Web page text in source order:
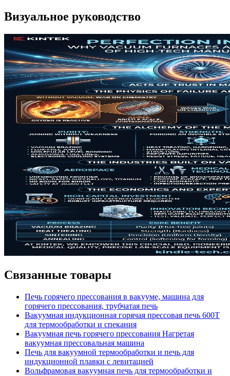
Визуальное руководство
Связанные товары
Печь горячего прессования в вакууме, машина для
горячего прессования, трубчатая печь
Вакуумная индукционная горячая прессовая печь 600T
для термообработки и спекания
Вакуумная печь горячего прессования Нагретая
вакуумная прессовальная машина
Печь для вакуумной термообработки и печь для
индукционной плавки с левитацией
Вольфрамовая вакуумная печь для термообработки и